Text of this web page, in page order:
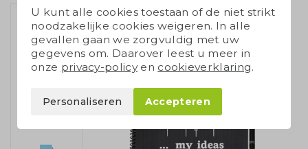
U kunt alle cookies toestaan of de niet strikt
noodzakelijke cookies weigeren. In alle
gevallen gaan we zorgvuldig met uw
gegevens om. Daarover leest u meer in
onze privacy-policyen cookieverklaring.
Personaliseren Accepteren